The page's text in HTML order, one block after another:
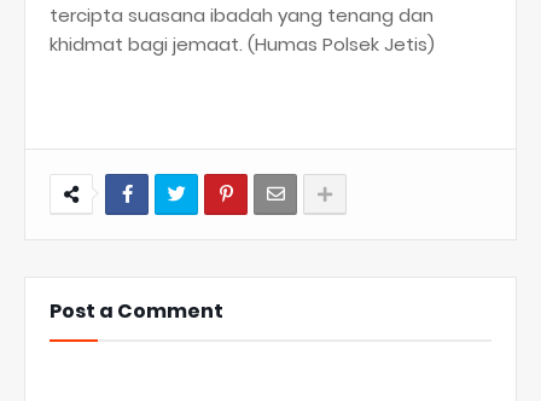
tercipta suasana ibadah yang tenang dan
khidmat bagi jemaat. (Humas Polsek Jetis)
Post a Comment